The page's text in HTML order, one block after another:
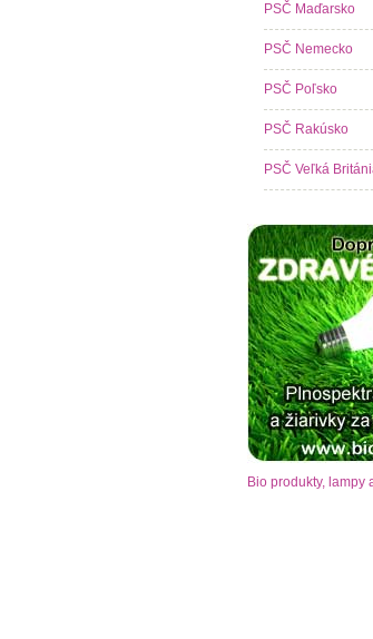
PSČ Maďarsko
PSČ Nemecko
PSČ Poľsko
PSČ Rakúsko
PSČ Veľká
Bio produkty, lampy